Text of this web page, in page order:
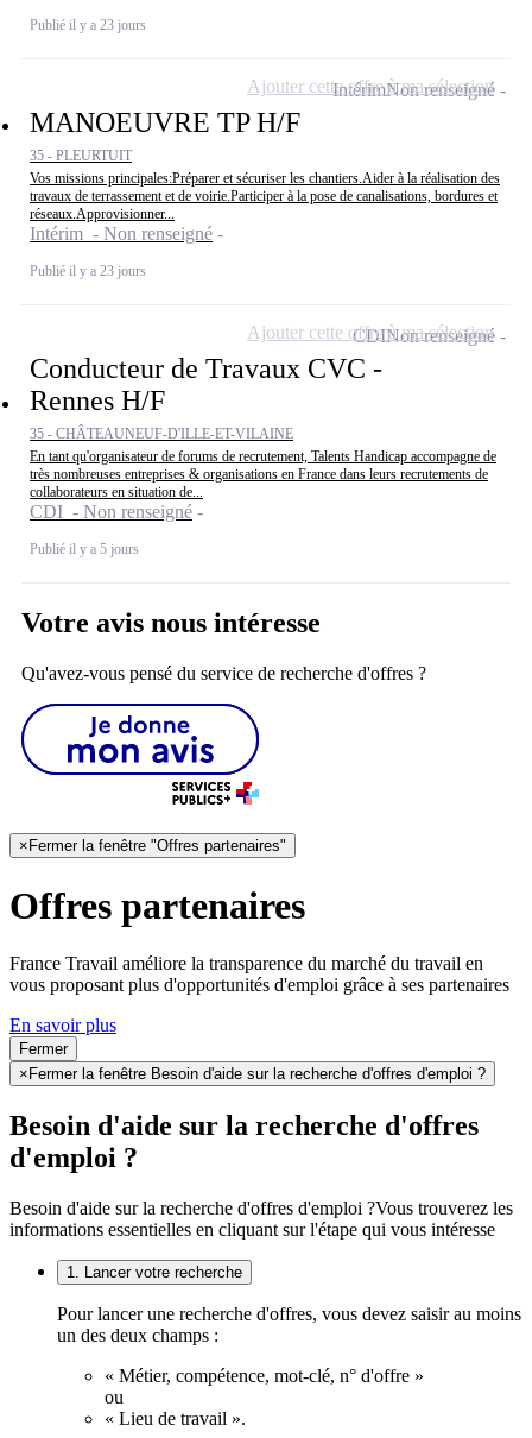
Publié il y a 23 jours
MANOEUVRE TP H/F
35 - PLEURTUIT
Vos missions principales:Préparer et sécuriser les chantiers.Aider à la réalisation des
travaux de terrassement et de voirie.Participer à la pose de canalisations, bordures et
réseaux.Approvisionner...
Intérim - Non renseigné
Publié il y a 23 jours
IntérimNon renseigné
Ajouter cette offre à ma sélection
Conducteur de Travaux CVC -
Rennes H/F
35 - CHÂTEAUNEUF-D'ILLE-ET-VILAINE
En tant qu'organisateur de forums de recrutement, Talents Handicap accompagne de
très nombreuses entreprises & organisations en France dans leurs recrutements de
collaborateurs en situation de...
CDI - Non renseigné
Publié il y a 5 jours
CDINon renseigné
Ajouter cette offre à ma sélection
Votre avis nous intéresse
Qu'avez-vous pensé du service de recherche d'offres ?
× Fermer la fenêtre "Offres partenaires"
Offres partenaires
France Travail améliore la transparence du marché du travail en
vous proposant plus d'opportunités d'emploi grâce à ses partenaires
En savoir plus
Fermer
× Fermer la fenêtre Besoin d'aide sur la recherche d'offres d'emploi ?
Besoin d'aide sur la recherche d'offres
d'emploi ?
Besoin d'aide sur la recherche d'offres d'emploi ?Vous trouverez les
informations essentielles en cliquant sur l'étape qui vous intéresse
1. Lancer votre recherche
Pour lancer une recherche d'offres, vous devez saisir au moins
un des deux champs :
« Métier, compétence, mot-clé, n° d'offre »
ou
« Lieu de travail ».